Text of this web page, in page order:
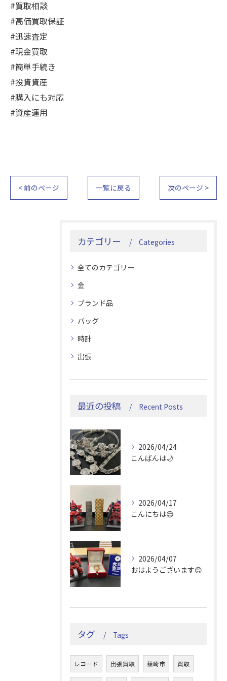
#買取相談
#高価買取保証
#迅速査定
#現金買取
#簡単手続き
#投資資産
#購入にも対応
#資産運用
< 前のページ 一覧に戻る 次のページ >
カテゴリー Categories
全てのカテゴリー
金
ブランド品
バッグ
時計
出張
最近の投稿 Recent Posts
2026/04/24
こんばんは🌙
2026/04/17
こんにちは😊
2026/04/07
おはようございます😊
タグ Tags
レコード 出張買取 韮崎市 買取